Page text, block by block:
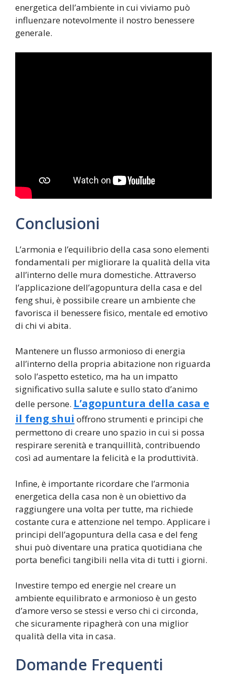
energetica dell’ambiente in cui viviamo può
influenzare notevolmente il nostro benessere
generale.
Conclusioni
L’armonia e l’equilibrio della casa sono elementi
fondamentali per migliorare la qualità della vita
all’interno delle mura domestiche. Attraverso
l’applicazione dell’agopuntura della casa e del
feng shui, è possibile creare un ambiente che
favorisca il benessere fisico, mentale ed emotivo
di chi vi abita.
Mantenere un flusso armonioso di energia
all’interno della propria abitazione non riguarda
solo l’aspetto estetico, ma ha un impatto
significativo sulla salute e sullo stato d’animo
delle persone. L’agopuntura della casa e
il feng shui offrono strumenti e principi che
permettono di creare uno spazio in cui si possa
respirare serenità e tranquillità, contribuendo
così ad aumentare la felicità e la produttività.
Infine, è importante ricordare che l’armonia
energetica della casa non è un obiettivo da
raggiungere una volta per tutte, ma richiede
costante cura e attenzione nel tempo. Applicare i
principi dell’agopuntura della casa e del feng
shui può diventare una pratica quotidiana che
porta benefici tangibili nella vita di tutti i giorni.
Investire tempo ed energie nel creare un
ambiente equilibrato e armonioso è un gesto
d’amore verso se stessi e verso chi ci circonda,
che sicuramente ripagherà con una miglior
qualità della vita in casa.
Domande Frequenti